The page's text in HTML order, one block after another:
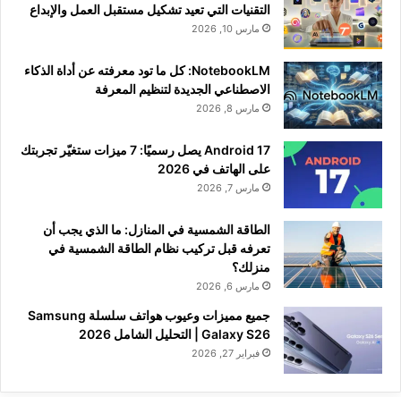
التقنيات التي تعيد تشكيل مستقبل العمل والإبداع
مارس 10, 2026
NotebookLM: كل ما تود معرفته عن أداة الذكاء
الاصطناعي الجديدة لتنظيم المعرفة
مارس 8, 2026
Android 17 يصل رسميًا: 7 ميزات ستغيّر تجربتك
على الهاتف في 2026
مارس 7, 2026
الطاقة الشمسية في المنازل: ما الذي يجب أن
تعرفه قبل تركيب نظام الطاقة الشمسية في
منزلك؟
مارس 6, 2026
جميع مميزات وعيوب هواتف سلسلة Samsung
Galaxy S26 | التحليل الشامل 2026
فبراير 27, 2026